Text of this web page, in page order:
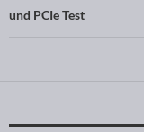
und PCIe Test